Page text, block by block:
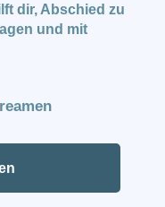
dir, Abschied zu
und mit